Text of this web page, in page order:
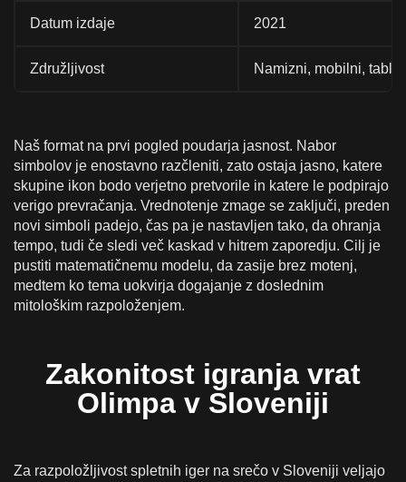
Datum izdaje 2021
Združljivost Namizni, mobilni,
Naš format na prvi pogled poudarja jasnost. Nabor
simbolov je enostavno razčleniti, zato ostaja jasno, katere
skupine ikon bodo verjetno pretvorile in katere le podpirajo
verigo prevračanja. Vrednotenje zmage se zaključi, preden
novi simboli padejo, čas pa je nastavljen tako, da ohranja
tempo, tudi če sledi več kaskad v hitrem zaporedju. Cilj je
pustiti matematičnemu modelu, da zasije brez motenj,
medtem ko tema uokvirja dogajanje z doslednim
mitološkim razpoloženjem.
Zakonitost igranja vrat
Olimpa v Sloveniji
Za razpoložljivost spletnih iger na srečo v Sloveniji veljajo